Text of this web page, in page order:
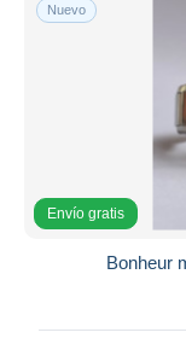
Nuevo
Envío gratis
Bonheur